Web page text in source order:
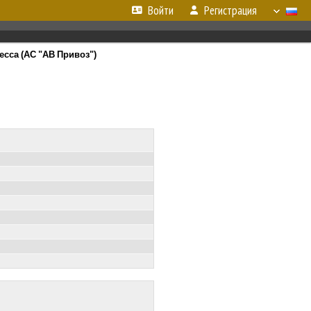
Войти Регистрация
(АС "АВ Привоз")